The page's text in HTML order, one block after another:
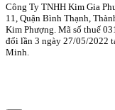
Công Ty TNHH Kim Gia
11, Quận Bình Thạnh,
Kim Phượng. Mã số thuế
đổi lần 3 ngày 27/05/2022
Minh.